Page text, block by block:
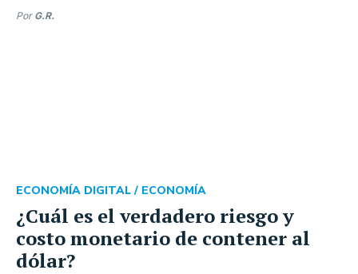
Por G.R.
¿Cuál es el verdadero riesgo y
costo monetario de contener al
dólar?
ECONOMÍA DIGITAL / ECONOMÍA